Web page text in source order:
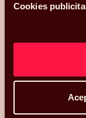
Cookies
Hola, me llamo
es
¿Qué más te